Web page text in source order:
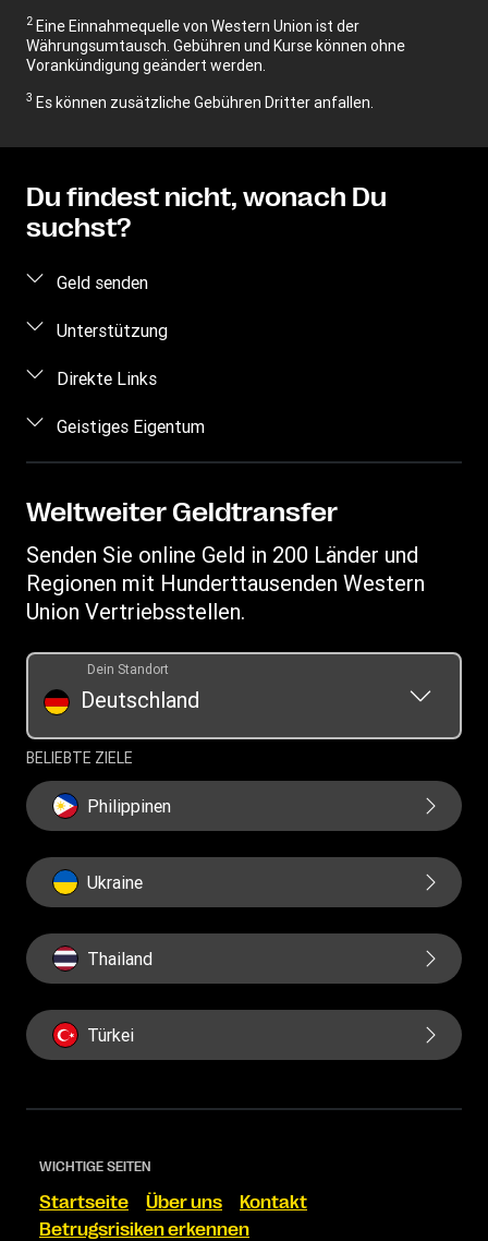
2 Eine Einnahmequelle von Western Union ist der
Währungsumtausch. Gebühren und Kurse können ohne
Vorankündigung geändert werden.
3 Es können zusätzliche Gebühren Dritter anfallen.
Du findest nicht, wonach Du
suchst?
Geld senden
Geld online senden
Standorte finden
App herunterladen
Währungsrechner
Swift/BIC
Unterstützung
Häufig gestellte Fragen
Direkte Links
Einloggen/Registrieren
Vertriebspartner werden
Handy-Guthaben aufladen
Geistiges Eigentum
Datenschutzerklärung
Weltweiter Geldtransfer
Senden Sie online Geld in 200 Länder und
Regionen mit Hunderttausenden Western
Union Vertriebsstellen.
Deutschland
Dein Standort
BELIEBTE ZIELE
Philippinen
Ukraine
Thailand
Türkei
WICHTIGE SEITEN
Startseite Über uns
Kontakt
Betrugsrisiken erkennen